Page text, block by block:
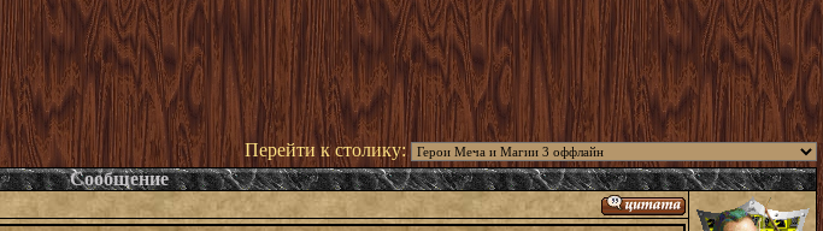
Перейти к столику:
Сообщение